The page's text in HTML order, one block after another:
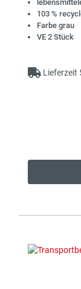
103 %
Farbe grau
VE 2 Stück
Lieferzeit